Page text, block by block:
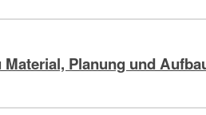
Planung und